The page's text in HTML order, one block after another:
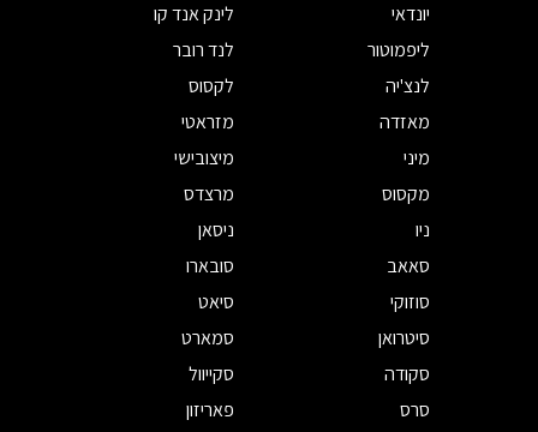
יונדאי
לינק אנד קו
ליפמוטור
לנד רובר
לנצ'יה
לקסוס
מאזדה
מזראטי
מיני
מיצובישי
מקסוס
מרצדס
ניו
ניסאן
סאאב
סובארו
סוזוקי
סיאט
סיטרואן
סמארט
סקודה
סקייוול
סרס
פאריזון